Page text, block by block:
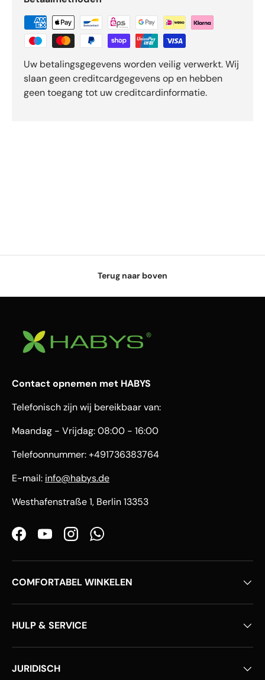
Uw betalingsgegevens worden veilig verwerkt. Wij
slaan geen creditcardgegevens op en hebben
geen toegang tot uw creditcardinformatie.
Terug naar boven
Contact opnemen met HABYS
Telefonisch zijn wij bereikbaar van:
Maandag - Vrijdag: 08:00 - 16:00
Telefoonnummer: +491736383764
E-mail: info@habys.de
Westhafenstraße 1, Berlin 13353
FacebookYouTubeInstagramWhatsApp
COMFORTABEL WINKELEN
HULP & SERVICE
JURIDISCH